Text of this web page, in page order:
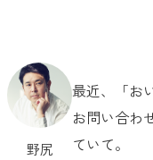
野尻
最近、「お
お問い合わ
ていて。